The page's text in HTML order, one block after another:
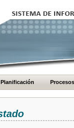
Planificación Procesos